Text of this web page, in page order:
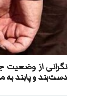
نگرانی از وضعیت
دست‌بند و پابند به